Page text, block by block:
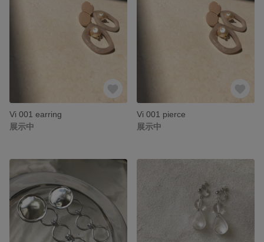
Vi 001 earring
展示中
Vi 001 pierce
展示中